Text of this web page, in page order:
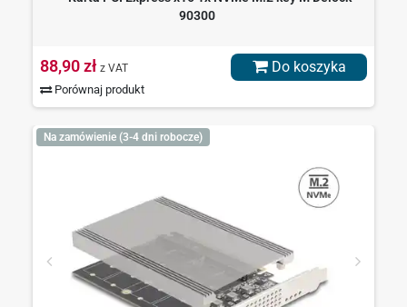
90300
88,90 zł z VAT
Porównaj produkt
Do koszyka
Na zamówienie (3-4 dni robocze)